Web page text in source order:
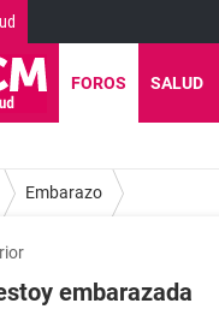
FOROS SALUD
Embarazo
embarazada